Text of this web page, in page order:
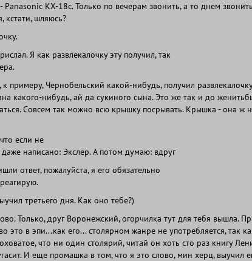
KX-18c. Только по вечерам звонить, а то днем
кстати, шляюсь?
Я как развлекалочку эту получил, так
примеру, Чернобельский какой-нибудь, получил
какого-нибудь, ай да сукиного сына. Это же так и до
Совсем так можно всю крышку посрывать. Крышка - она ж
если не
написано: Экслер. А потом думаю: вдруг
ответ, пожалуйста, я его обязательно
третьего дня. Как оно тебе?)
Только, друг Воронежский, огорчилка тут для тебя вышла.
это в эпи...как его... столярном жанре не употребляется, так
что ни один столярий, читай он хоть сто раз книгу
И еще промашка в том, что я это слово, мин херц, выучил